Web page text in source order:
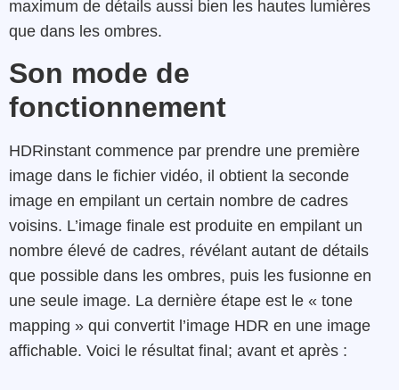
maximum de détails aussi bien les hautes lumières
que dans les ombres.
Son mode de
fonctionnement
HDRinstant commence par prendre une première
image dans le fichier vidéo, il obtient la seconde
image en empilant un certain nombre de cadres
voisins. L’image finale est produite en empilant un
nombre élevé de cadres, révélant autant de détails
que possible dans les ombres, puis les fusionne en
une seule image. La dernière étape est le « tone
mapping » qui convertit l’image HDR en une image
affichable. Voici le résultat final; avant et après :